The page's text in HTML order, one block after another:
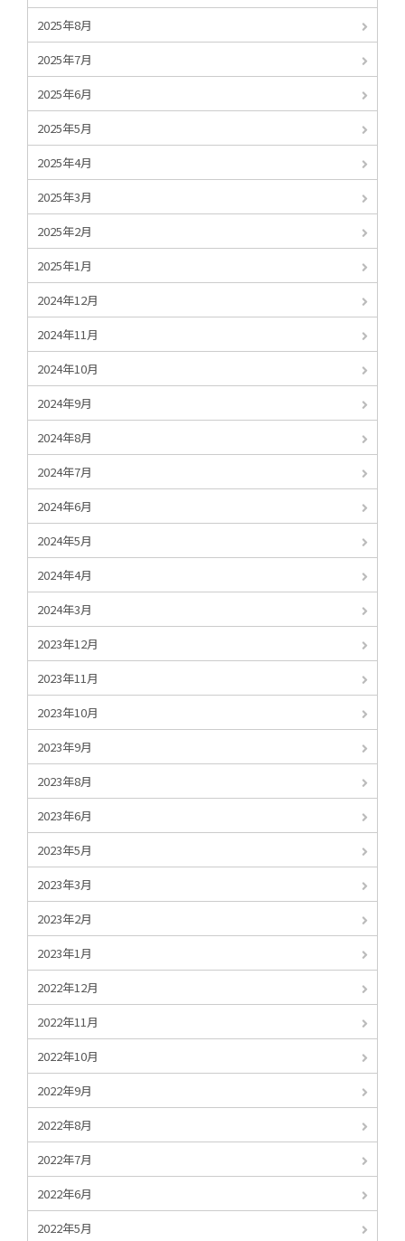
2025年8月
2025年7月
2025年6月
2025年5月
2025年4月
2025年3月
2025年2月
2025年1月
2024年12月
2024年11月
2024年10月
2024年9月
2024年8月
2024年7月
2024年6月
2024年5月
2024年4月
2024年3月
2023年12月
2023年11月
2023年10月
2023年9月
2023年8月
2023年6月
2023年5月
2023年3月
2023年2月
2023年1月
2022年12月
2022年11月
2022年10月
2022年9月
2022年8月
2022年7月
2022年6月
2022年5月